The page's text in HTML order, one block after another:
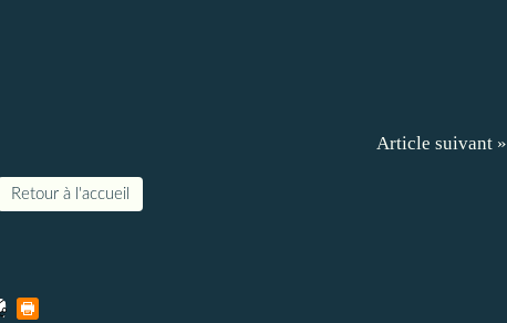
Article suivant »
Retour à l'accueil